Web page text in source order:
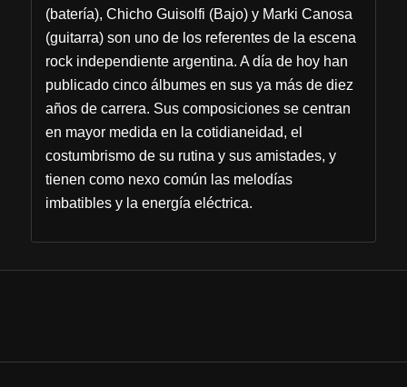
(batería), Chicho Guisolfi (Bajo) y Marki Canosa
(guitarra) son uno de los referentes de la escena
rock independiente argentina. A día de hoy han
publicado cinco álbumes en sus ya más de diez
años de carrera. Sus composiciones se centran
en mayor medida en la cotidianeidad, el
costumbrismo de su rutina y sus amistades, y
tienen como nexo común las melodías
imbatibles y la energía eléctrica.